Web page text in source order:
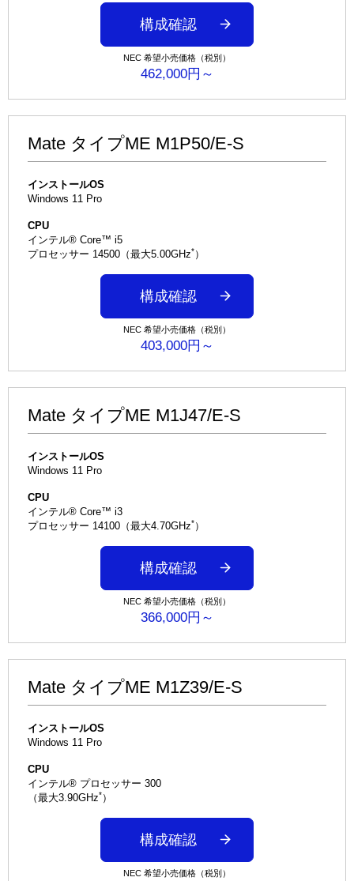
構成確認
NEC 希望小売価格（税別）
462,000円～
Mate タイプME M1P50/E-S
インストールOS
Windows 11 Pro
CPU
インテル® Core™ i5
プロセッサー 14500（最大5.00GHz*）
構成確認
NEC 希望小売価格（税別）
403,000円～
Mate タイプME M1J47/E-S
インストールOS
Windows 11 Pro
CPU
インテル® Core™ i3
プロセッサー 14100（最大4.70GHz*）
構成確認
NEC 希望小売価格（税別）
366,000円～
Mate タイプME M1Z39/E-S
インストールOS
Windows 11 Pro
CPU
インテル® プロセッサー 300
（最大3.90GHz*）
構成確認
NEC 希望小売価格（税別）